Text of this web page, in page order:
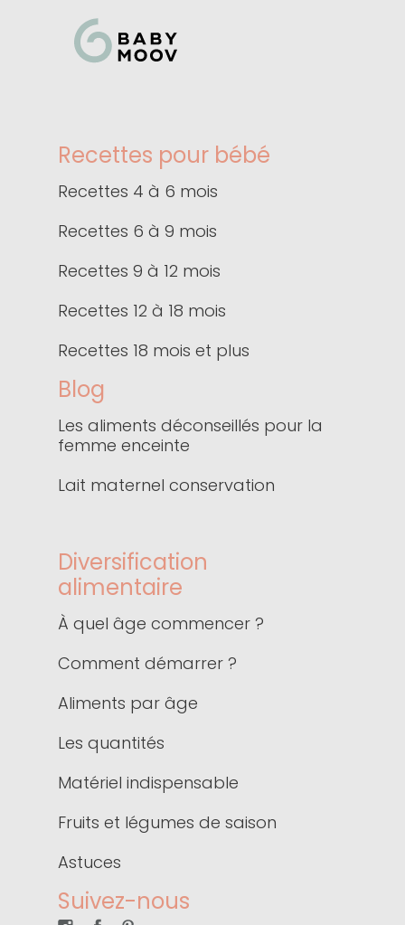
Recettes pour bébé
Recettes 4 à 6 mois
Recettes 6 à 9 mois
Recettes 9 à 12 mois
Recettes 12 à 18 mois
Recettes 18 mois et plus
Blog
Les aliments déconseillés pour la
femme enceinte
Lait maternel conservation
Diversification
alimentaire
À quel âge commencer ?
Comment démarrer ?
Aliments par âge
Les quantités
Matériel indispensable
Fruits et légumes de saison
Astuces
Suivez-nous